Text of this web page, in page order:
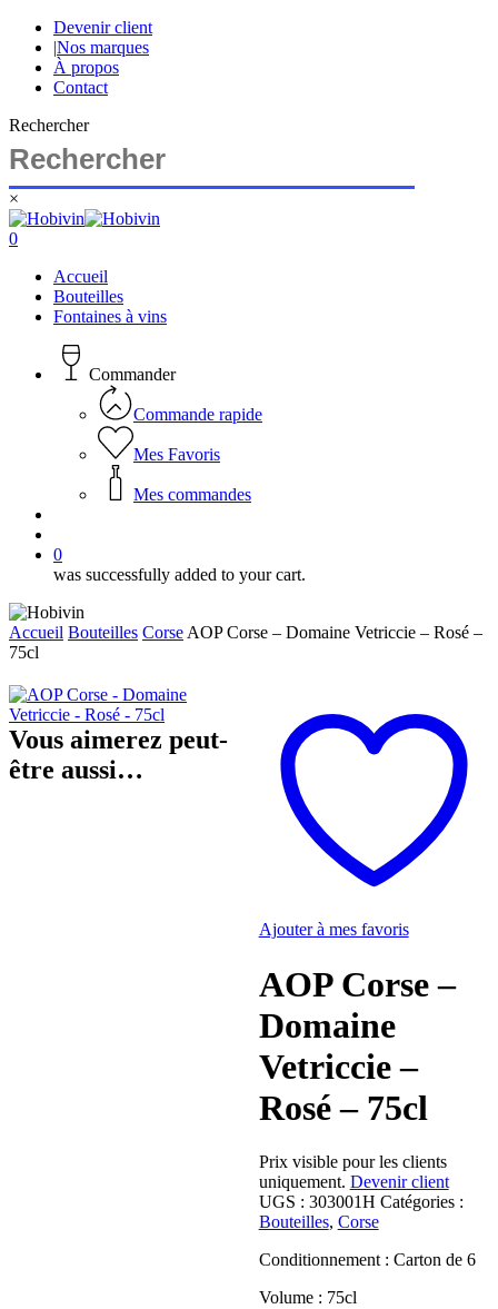
Skip
main
content
Devenir client
|Nos marques
À propos
Contact
Rechercher
×
Close
Search
search
account
0
Accueil
Bouteilles
Fontaines à vins
Commander
Commande rapide
Mes Favoris
Mes commandes
0
was successfully added to your cart.
Accueil Bouteilles Corse AOP Corse – Domaine Vetriccie – Rosé –
75cl
Ajouter à mes favoris
AOP Corse –
Domaine
Vetriccie –
Rosé – 75cl
Prix visible pour les clients
uniquement. Devenir client
UGS : 303001H Catégories :
Bouteilles, Corse
Conditionnement : Carton de 6
Volume : 75cl
Vous aimerez peut-
être aussi…